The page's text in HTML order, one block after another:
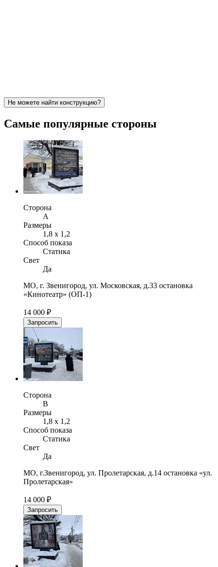
Не можете найти конструкцию?
Самые популярные стороны
Сторона
A
Размеры
1,8 х 1,2
Способ показа
Статика
Свет
Да
МО, г. Звенигород, ул. Московская, д.33 остановка
«Кинотеатр» (ОП-1)
14 000 ₽
Запросить
Сторона
B
Размеры
1,8 х 1,2
Способ показа
Статика
Свет
Да
МО, г.Звенигород, ул. Пролетарская, д.14 остановка «ул.
Пролетарская»
14 000 ₽
Запросить